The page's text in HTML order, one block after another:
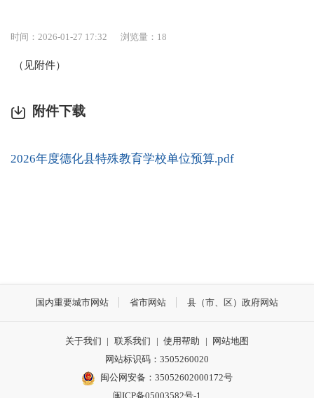
时间：2026-01-27 17:32 浏览量： 18
（见附件）
附件下载
2026年度德化县特殊教育学校单位预算.pdf
国内重要城市网站 省市网站 县（市、区）政府网站
关于我们 | 联系我们 | 使用帮助 |
网站地图
网站标识码：3505260020
闽公网安备：35052602000172号
闽ICP备05003582号-1